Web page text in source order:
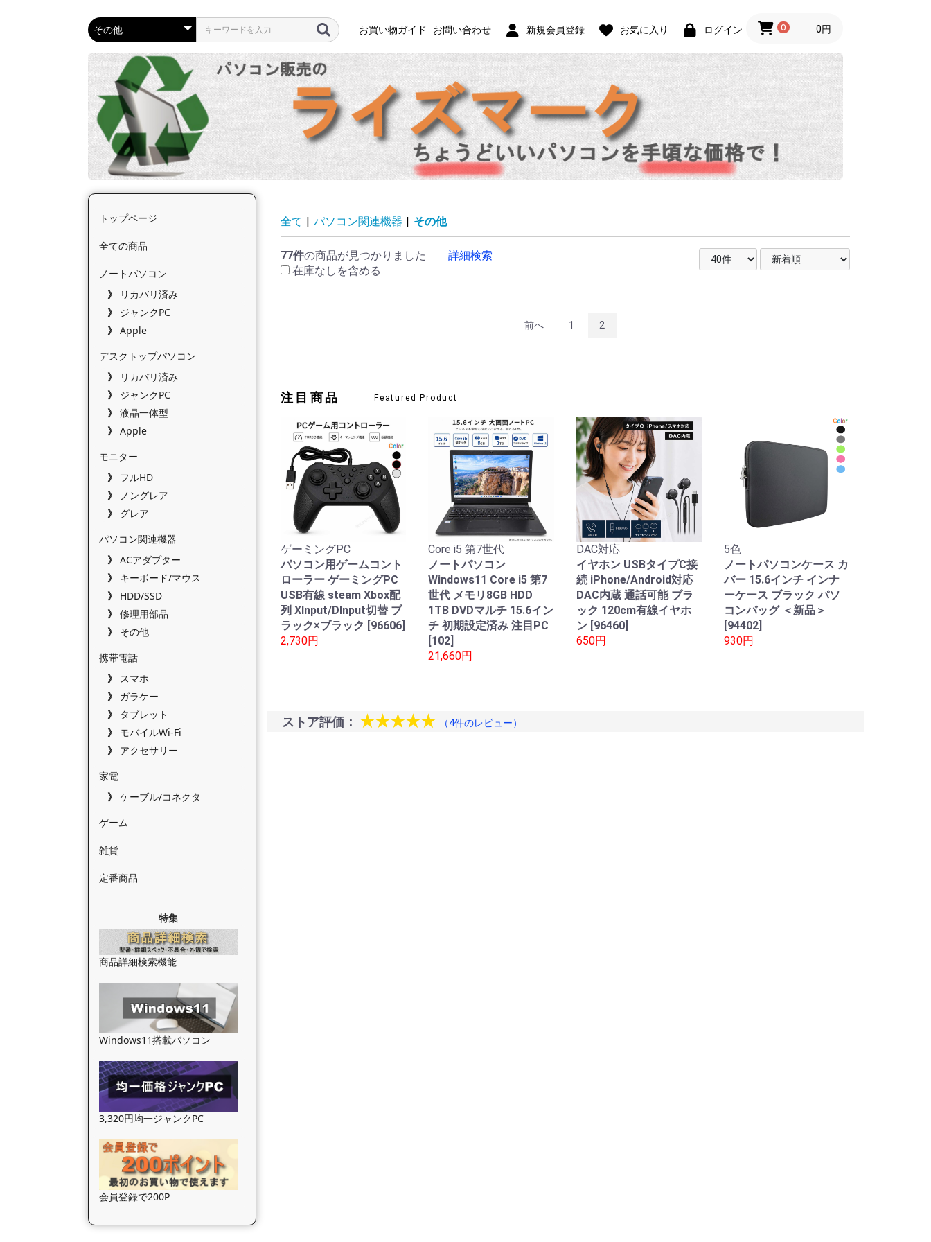
お買い物ガイド お問い合わせ 新規会員登録 お気に入り ログイン 0 0円
トップページ
全ての商品
ノートパソコン
リカバリ済み
ジャンクPC
Apple
デスクトップパソコン
リカバリ済み
ジャンクPC
液晶一体型
Apple
モニター
フルHD
ノングレア
グレア
パソコン関連機器
ACアダプター
キーボード/マウス
HDD/SSD
修理用部品
その他
携帯電話
スマホ
ガラケー
タブレット
モバイルWi-Fi
アクセサリー
家電
ケーブル/コネクタ
ゲーム
雑貨
定番商品
特集
商品詳細検索機能
Windows11搭載パソコン
3,320円均一ジャンクPC
会員登録で200P
全て | パソコン関連機器 | その他
77件の商品が見つかりました
詳細検索
在庫なしを含める
前へ 1 2
注目商品 Featured Product
ゲーミングPC
パソコン用ゲームコント
ローラー ゲーミングPC
USB有線 steam Xbox配
列 XInput/DInput切替 ブ
ラック×ブラック [96606]
2,730円
Core i5 第7世代
ノートパソコン
Windows11 Core i5 第7
世代 メモリ8GB HDD
1TB DVDマルチ 15.6イン
チ 初期設定済み 注目PC
[102]
21,660円
DAC対応
イヤホン USBタイプC接
続 iPhone/Android対応
DAC内蔵 通話可能 ブラ
ック 120cm有線イヤホ
ン [96460]
650円
5色
ノートパソコンケース カ
バー 15.6インチ インナ
ーケース ブラック パソ
コンバッグ ＜新品＞
[94402]
930円
ストア評価： ★★★★★ （4件のレビュー）